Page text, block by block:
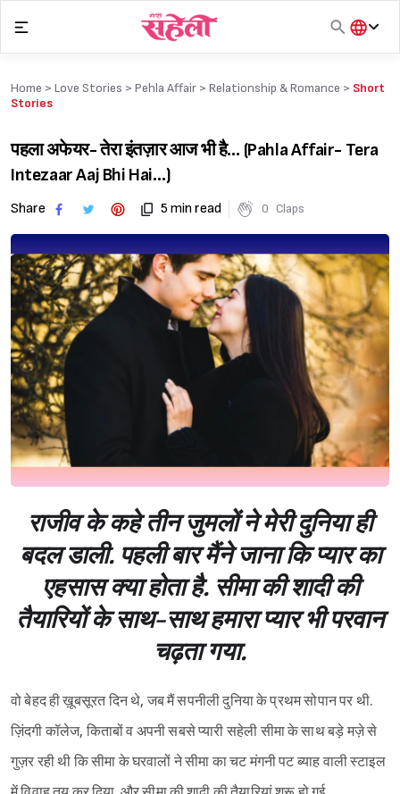
content
हिंदी
Home > Love Stories > Pehla Affair > Relationship & Romance > Short
Stories
पहला अफेयर- तेरा इंतज़ार आज भी है… (Pahla Affair- Tera
Intezaar Aaj Bhi Hai…)
Share 5 min read 0 Claps
राजीव के कहे तीन जुमलों ने मेरी दुनिया ही
बदल डाली. पहली बार मैंने जाना कि प्यार का
एहसास क्या होता है. सीमा की शादी की
तैयारियों के साथ-साथ हमारा प्यार भी परवान
चढ़ता गया.
वो बेहद ही ख़ूबसूरत दिन थे, जब मैं सपनीली दुनिया के प्रथम सोपान पर थी.
ज़िंदगी कॉलेज, किताबों व अपनी सबसे प्यारी सहेली सीमा के साथ बड़े मज़े से
गुज़र रही थी कि सीमा के घरवालों ने सीमा का चट मंगनी पट ब्याह वाली स्टाइल